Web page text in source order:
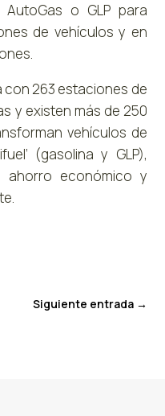
o GLP para
de vehículos y en
con 263 estaciones de
y existen más de 250
vehículos de
(gasolina y GLP),
ahorro económico y
Siguiente entrada→